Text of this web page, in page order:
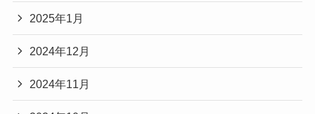
2025年1月
2024年12月
2024年11月